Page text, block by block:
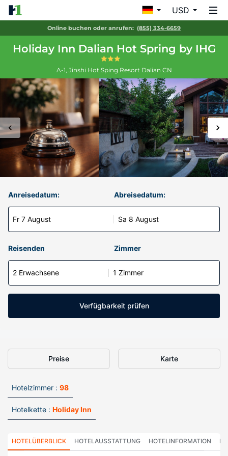
USD
Online buchen oder anrufen: (855) 334-6659
Holiday Inn Dalian Hot Spring by IHG
A-1, Jinshi Hot Sping Resort Dalian CN
Anreisedatum:
Fr 7 August
Abreisedatum:
Sa 8 August
Reisenden Zimmer
2 Erwachsene 1 Zimmer
Verfügbarkeit prüfen
Preise Karte
Hotelzimmer : 98
Hotelkette : Holiday Inn
HOTELÜBERBLICK HOTELAUSSTATTUNG HOTELINFORMATION